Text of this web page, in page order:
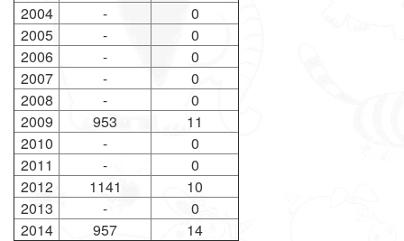
2004
-
0
2005
-
0
2006
-
0
2007
-
0
2008
-
0
2009
953
11
2010
-
0
2011
-
0
2012
1141
10
2013
-
0
2014
957 14